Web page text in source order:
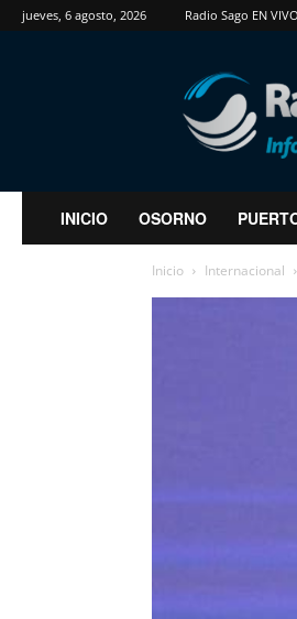
jueves, 6 agosto, 2026 Radio Sago EN VIVO
RadioSago
INICIO OSORNO
Inicio Internacional